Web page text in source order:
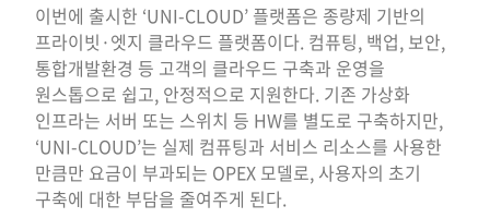
이번에 출시한 ‘UNI-CLOUD’ 플랫폼은 종량제 기반의
프라이빗·엣지 클라우드 플랫폼이다. 컴퓨팅, 백업, 보안,
통합개발환경 등 고객의 클라우드 구축과 운영을
원스톱으로 쉽고, 안정적으로 지원한다. 기존 가상화
인프라는 서버 또는 스위치 등 HW를 별도로 구축하지만,
‘UNI-CLOUD’는 실제 컴퓨팅과 서비스 리소스를 사용한
만큼만 요금이 부과되는 OPEX 모델로, 사용자의 초기
구축에 대한 부담을 줄여주게 된다.